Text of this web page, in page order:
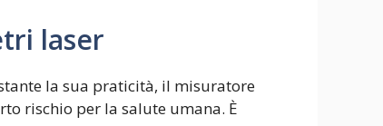
laser
la sua praticità, il misuratore
rischio per la salute umana. È